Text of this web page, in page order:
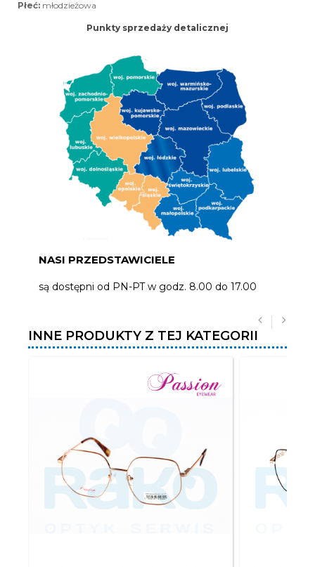
Płeć: młodzieżowa
Punkty sprzedaży detalicznej
NASI PRZEDSTAWICIELE
są dostępni od PN-PT w godz. 8.00 do 17.00
INNE PRODUKTY Z TEJ KATEGORII